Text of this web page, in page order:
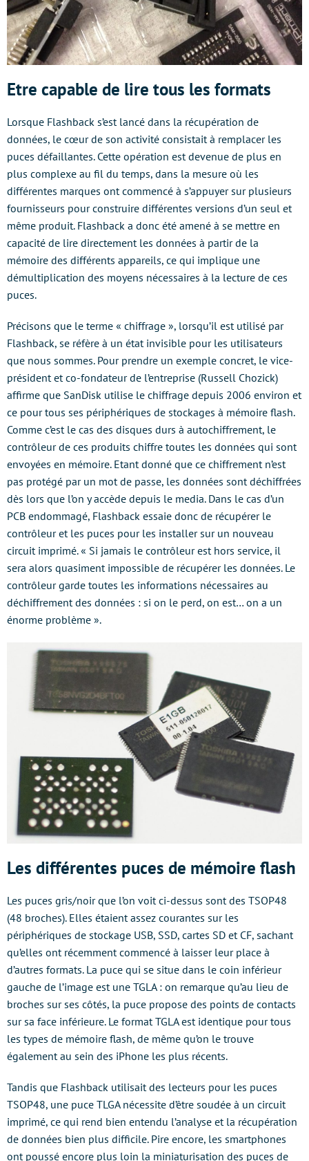
Etre capable de lire tous les formats
Lorsque Flashback s’est lancé dans la récupération de
données, le cœur de son activité consistait à remplacer les
puces défaillantes. Cette opération est devenue de plus en
plus complexe au fil du temps, dans la mesure où les
différentes marques ont commencé à s’appuyer sur plusieurs
fournisseurs pour construire différentes versions d’un seul et
même produit. Flashback a donc été amené à se mettre en
capacité de lire directement les données à partir de la
mémoire des différents appareils, ce qui implique une
démultiplication des moyens nécessaires à la lecture de ces
puces.
Précisons que le terme « chiffrage », lorsqu’il est utilisé par
Flashback, se réfère à un état invisible pour les utilisateurs
que nous sommes. Pour prendre un exemple concret, le vice-
président et co-fondateur de l’entreprise (Russell Chozick)
affirme que SanDisk utilise le chiffrage depuis 2006 environ et
ce pour tous ses périphériques de stockages à mémoire flash.
Comme c’est le cas des disques durs à autochiffrement, le
contrôleur de ces produits chiffre toutes les données qui sont
envoyées en mémoire. Etant donné que ce chiffrement n’est
pas protégé par un mot de passe, les données sont déchiffrées
dès lors que l’on y accède depuis le media. Dans le cas d’un
PCB endommagé, Flashback essaie donc de récupérer le
contrôleur et les puces pour les installer sur un nouveau
circuit imprimé. « Si jamais le contrôleur est hors service, il
sera alors quasiment impossible de récupérer les données. Le
contrôleur garde toutes les informations nécessaires au
déchiffrement des données : si on le perd, on est… on a un
énorme problème ».
Les différentes puces de mémoire flash
Les puces gris/noir que l’on voit ci-dessus sont des TSOP48
(48 broches). Elles étaient assez courantes sur les
périphériques de stockage USB, SSD, cartes SD et CF, sachant
qu’elles ont récemment commencé à laisser leur place à
d’autres formats. La puce qui se situe dans le coin inférieur
gauche de l’image est une TGLA : on remarque qu’au lieu de
broches sur ses côtés, la puce propose des points de contacts
sur sa face inférieure. Le format TGLA est identique pour tous
les types de mémoire flash, de même qu’on le trouve
également au sein des iPhone les plus récents.
Tandis que Flashback utilisait des lecteurs pour les puces
TSOP48, une puce TLGA nécessite d’être soudée à un circuit
imprimé, ce qui rend bien entendu l’analyse et la récupération
de données bien plus difficile. Pire encore, les smartphones
ont poussé encore plus loin la miniaturisation des puces de